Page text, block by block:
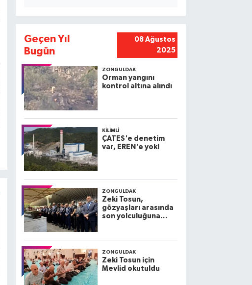
Geçen Yıl
Bugün
08 Ağustos
2025
ZONGULDAK
Orman yangını
kontrol altına alındı
KILIMLI
ÇATES'e denetim
var, EREN'e yok!
ZONGULDAK
Zeki Tosun,
gözyaşları arasında
son yolculuğuna
ZONGULDAK
Zeki Tosun için
Mevlid okutuldu